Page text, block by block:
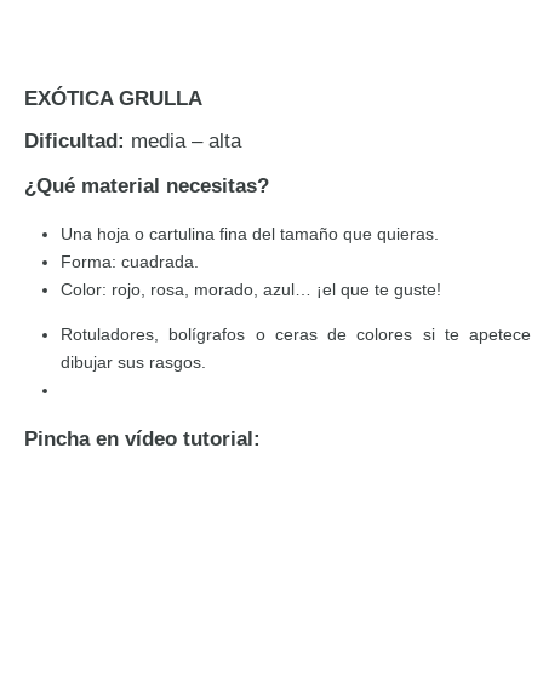
EXÓTICA GRULLA
Dificultad: media – alta
¿Qué material necesitas?
Una hoja o cartulina fina del tamaño que quieras.
Forma: cuadrada.
Color: rojo, rosa, morado, azul… ¡el que te guste!
Rotuladores, bolígrafos o ceras de colores si te apetece
dibujar sus rasgos.
Pincha en vídeo tutorial: